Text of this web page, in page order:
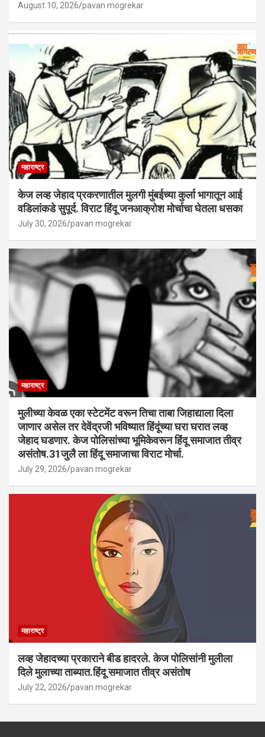
August 10, 2026 pavan mogrekar
महाराष्ट्र
केज लव्ह जेहाद प्रकरणातील मुलगी मुंबईच्या कुर्ला भागातून आई
वडिलांकडे सुपूर्द. विराट हिंदू जनआक्रोश मोर्चाचा घेतला धसका
July 30, 2026 pavan mogrekar
महाराष्ट्र
मुलीच्या केवळ एका स्टेटमेंट वरून तिचा ताबा जिहाद्याला दिला
जाणार असेल तर देवेंद्रजी भविष्यात हिंदूंच्या घरा घरात लव्ह
जेहाद घडणार. केज पोलिसांच्या भूमिकेवरून हिंदू समाजात तीव्र
असंतोष.31जुलै ला हिंदू समाजाचा विराट मोर्चा.
July 29, 2026 pavan mogrekar
महाराष्ट्र
लव्ह जेहादच्या प्रकाराने बीड हादरले. केज पोलिसांनी मुलीला
दिले मुलाच्या ताब्यात.हिंदू समाजात तीव्र असंतोष
July 22, 2026 pavan mogrekar